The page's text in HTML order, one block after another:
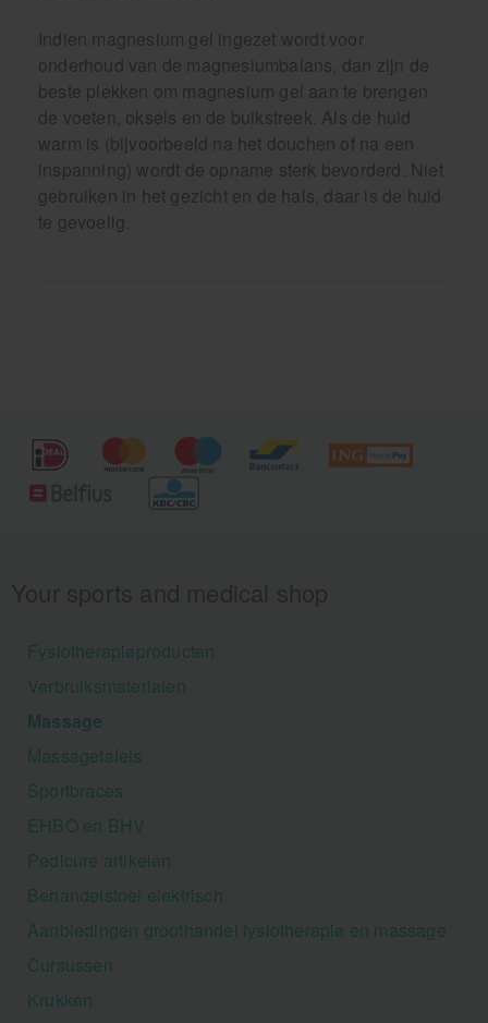
Indien magnesium gel ingezet wordt voor
onderhoud van de magnesiumbalans, dan zijn de
beste plekken om magnesium gel aan te brengen
de voeten, oksels en de buikstreek. Als de huid
warm is (bijvoorbeeld na het douchen of na een
inspanning) wordt de opname sterk bevorderd. Niet
gebruiken in het gezicht en de hals, daar is de huid
te gevoelig.
Fysiotherapieproducten
Verbruiksmaterialen
Massage
Massagetafels
Sportbraces
EHBO en BHV
Pedicure artikelen
Behandelstoel elektrisch
Aanbiedingen groothandel fysiotherapie en massage
Cursussen
Krukken